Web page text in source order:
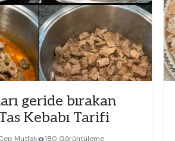
geride bırakan
Kebabı Tarifi
Mutfak 180 Görüntüleme